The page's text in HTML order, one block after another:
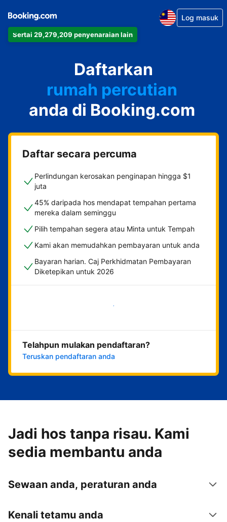
Sertai 29,279,209 penyenaraian lain
Log masuk
Daftarkan
apartmen
hotel
rumah percutian
rumah tamu
penginapan dan sarapan
anda di Booking.com
Daftar secara percuma
Perlindungan kerosakan penginapan hingga $1
juta
45% daripada hos mendapat tempahan pertama
mereka dalam seminggu
Pilih tempahan segera atau Minta untuk Tempah
Kami akan memudahkan pembayaran untuk anda
Bayaran harian. Caj Perkhidmatan Pembayaran
Diketepikan untuk 2026
Mulakan sekarang
Telahpun mulakan pendaftaran?
Teruskan pendaftaran anda
Jadi hos tanpa risau. Kami
sedia membantu anda
Sewaan anda, peraturan anda
Kenali tetamu anda